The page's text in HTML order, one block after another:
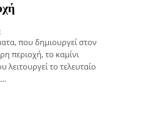
που δημιουργεί στον
περιοχή, το καμίνι
το τελευταίο